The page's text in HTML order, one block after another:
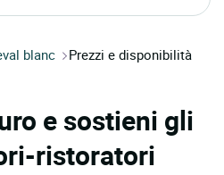
blanc Prezzi e disponibilità
e sostieni gli
ristoratori